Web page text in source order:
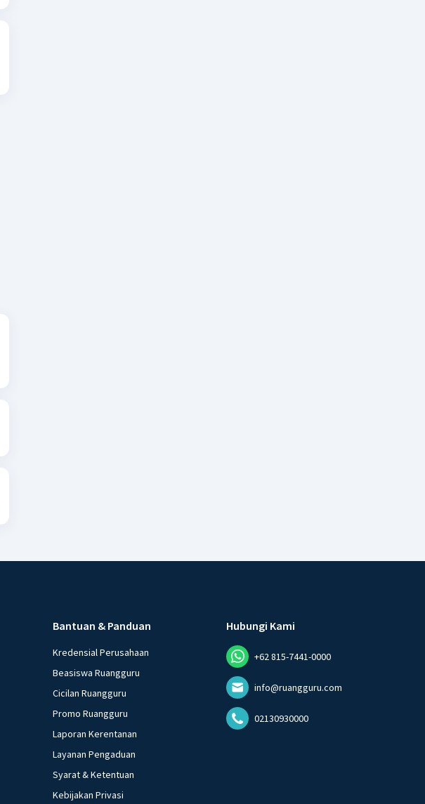
Bantuan & Panduan
Kredensial Perusahaan
Beasiswa Ruangguru
Cicilan Ruangguru
Promo Ruangguru
Laporan Kerentanan
Layanan Pengaduan
Syarat & Ketentuan
Kebijakan Privasi
Hubungi Kami
+62 815-7441-0000
info@ruangguru.com
02130930000